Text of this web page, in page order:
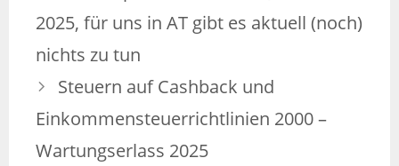
2025, für uns in AT gibt es aktuell (noch)
nichts zu tun
Steuern auf Cashback und
Einkommensteuerrichtlinien 2000 –
Wartungserlass 2025